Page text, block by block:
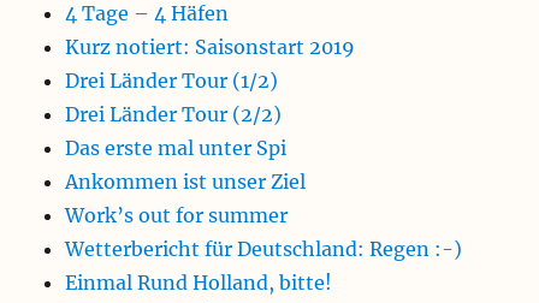
4 Tage – 4 Häfen
Kurz notiert: Saisonstart 2019
Drei Länder Tour (1/2)
Drei Länder Tour (2/2)
Das erste mal unter Spi
Ankommen ist unser Ziel
Work’s out for summer
Wetterbericht für Deutschland: Regen :-)
Einmal Rund Holland, bitte!